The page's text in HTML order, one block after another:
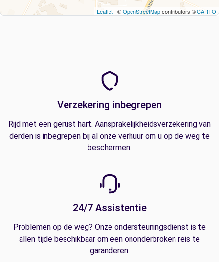
Leaflet | ©OpenStreetMapcontributors ©CARTO
Verzekering inbegrepen
Rijd met een gerust hart. Aansprakelijkheidsverzekering van
derden is inbegrepen bij al onze verhuur om u op de weg te
beschermen.
24/7 Assistentie
Problemen op de weg? Onze ondersteuningsdienst is te
allen tijde beschikbaar om een ononderbroken reis te
garanderen.